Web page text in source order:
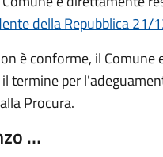
della Repubblica 21/
è conforme, il Comune
termine per
Procura.
…